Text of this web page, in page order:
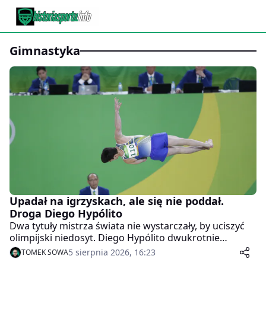
gimnastyka
Upadał na igrzyskach, ale się nie poddał.
Droga Diego Hypólito
Dwa tytuły mistrza świata nie wystarczały, by uciszyć
olimpijski niedosyt. Diego Hypólito dwukrotnie
przegrywał przez bolesne upadki, ale nie miał zamiaru
odpuścić. W Rio de Janeiro, przed własną
TOMEK SOWA5 sierpnia 2026, 16:23